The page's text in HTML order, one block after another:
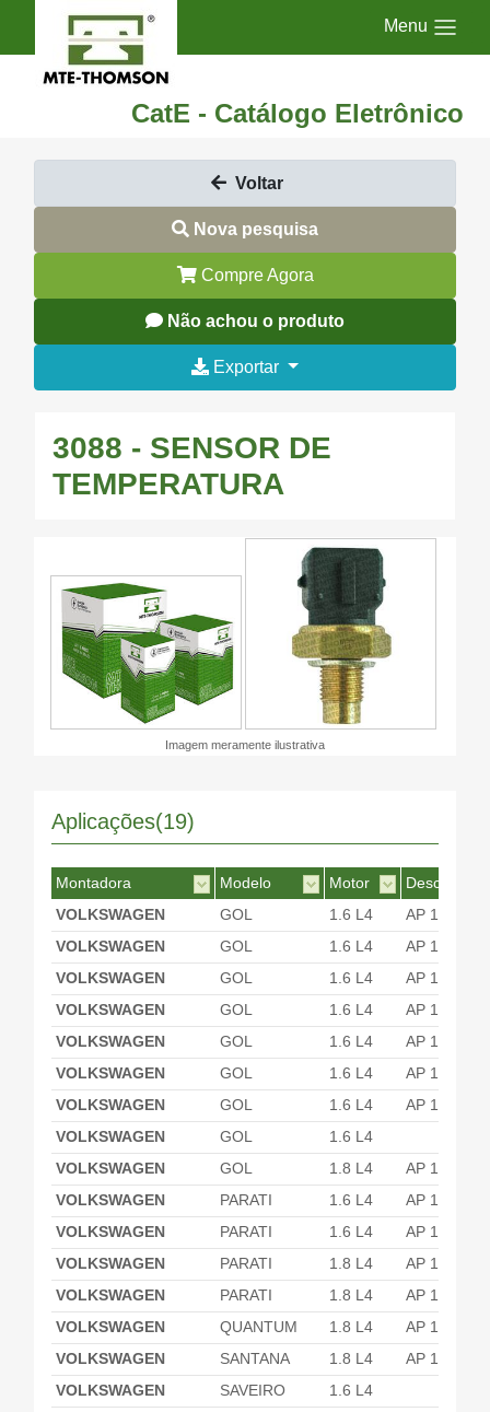
Menu
CatE - Catálogo Eletrônico
Voltar
Nova pesquisa
Compre Agora
Não achou o produto
Exportar
3088 - SENSOR DE
TEMPERATURA
Imagem meramente ilustrativa
Aplicações(19)
Montadora Modelo Motor
Desc. Motor
VOLKSWAGEN
GOL 1.6 L4
AP 1600
VOLKSWAGEN
GOL 1.6 L4
AP 1600
VOLKSWAGEN
GOL 1.6 L4
AP 1600
VOLKSWAGEN
GOL 1.6 L4
AP 1600
VOLKSWAGEN
GOL 1.6 L4
AP 1600
VOLKSWAGEN
GOL 1.6 L4
AP 1600
VOLKSWAGEN
GOL 1.6 L4
AP 1600
VOLKSWAGEN
GOL
1.6 L4
VOLKSWAGEN
GOL 1.8 L4
AP 1800
VOLKSWAGEN
PARATI 1.6 L4
AP 1600
VOLKSWAGEN
PARATI 1.6 L4
AP 1600
VOLKSWAGEN
PARATI 1.8 L4
AP 1800
VOLKSWAGEN
PARATI 1.8 L4
AP 1800
VOLKSWAGEN
QUANTUM 1.8 L4
AP 1800
VOLKSWAGEN
SANTANA 1.8 L4
AP 1800
VOLKSWAGEN
SAVEIRO
1.6 L4